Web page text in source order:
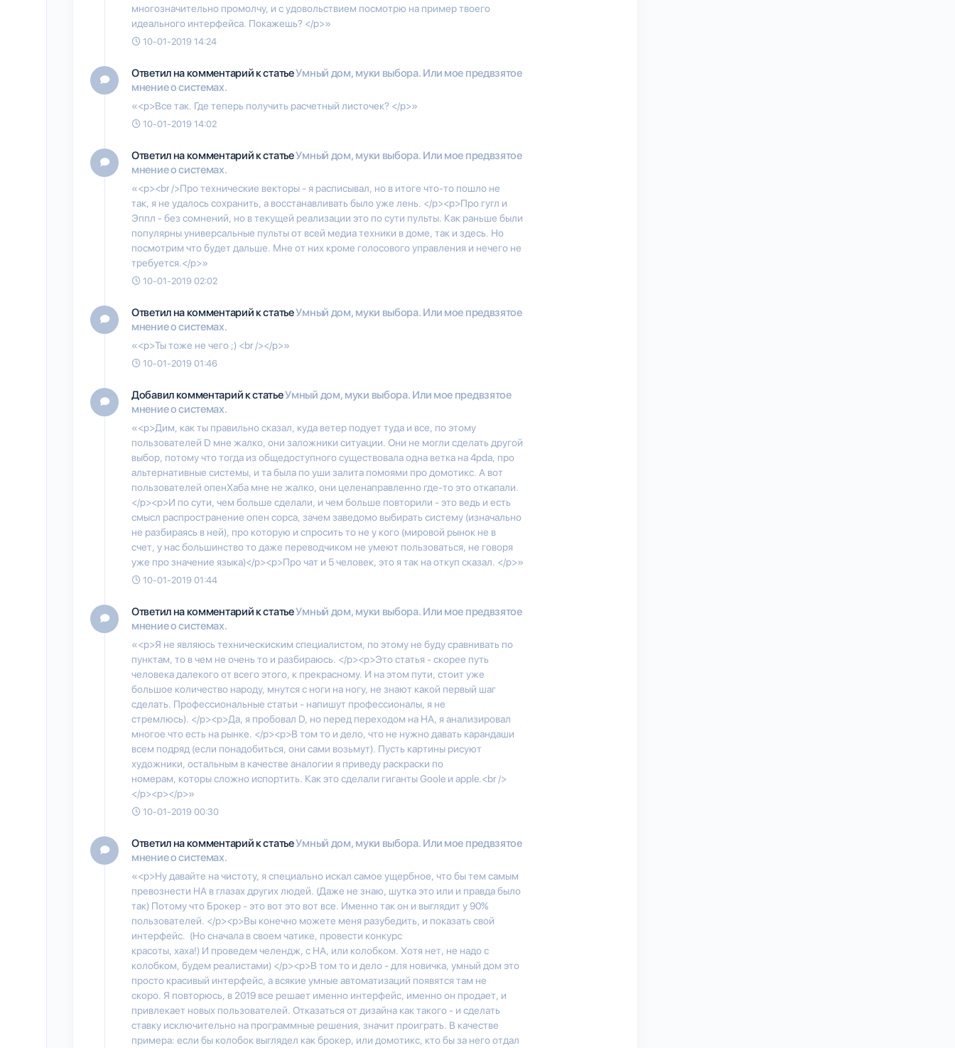
многозначительно промолчу, и с удовольствием посмотрю на пример твоего
идеального интерфейса. Покажешь? </p>»
10-01-2019 14:24
Ответил на комментарий к статьеУмный дом, муки выбора. Или мое предвзятое
мнение о системах.
«<p>Все так. Где теперь получить расчетный листочек? </p>»
10-01-2019 14:02
Ответил на комментарий к статьеУмный дом, муки выбора. Или мое предвзятое
мнение о системах.
«<p><br />Про технические векторы - я расписывал, но в итоге что-то пошло не
так, я не удалось сохранить, а восстанавливать было уже лень. </p><p>Про гугл и
Эппл - без сомнений, но в текущей реализации это по сути пульты. Как раньше были
популярны универсальные пульты от всей медиа техники в доме, так и здесь. Но
посмотрим что будет дальше. Мне от них кроме голосового управления и нечего не
требуется.</p>»
10-01-2019 02:02
Ответил на комментарий к статьеУмный дом, муки выбора. Или мое предвзятое
мнение о системах.
«<p>Ты тоже не чего ;) <br /></p>»
10-01-2019 01:46
Добавил комментарий к статьеУмный дом, муки выбора. Или мое предвзятое
мнение о системах.
«<p>Дим, как ты правильно сказал, куда ветер подует туда и все, по этому
пользователей D мне жалко, они заложники ситуации. Они не могли сделать другой
выбор, потому что тогда из общедоступного существовала одна ветка на 4pda, про
альтернативные системы, и та была по уши залита помоями про домотикс. А вот
пользователей опенХаба мне не жалко, они целенаправленно где-то это откапали.
</p><p>И по сути, чем больше сделали, и чем больше повторили - это ведь и есть
смысл распространение опен сорса, зачем заведомо выбирать систему (изначально
не разбираясь в ней), про которую и спросить то не у кого (мировой рынок не в
счет, у нас большинство то даже переводчиком не умеют пользоваться, не говоря
уже про значение языка)</p><p>Про чат и 5 человек, это я так на откуп сказал. </p>»
10-01-2019 01:44
Ответил на комментарий к статьеУмный дом, муки выбора. Или мое предвзятое
мнение о системах.
«<p>Я не являюсь техническиским специалистом, по этому не буду сравнивать по
пунктам, то в чем не очень то и разбираюсь. </p><p>Это статья - скорее путь
человека далекого от всего этого, к прекрасному. И на этом пути, стоит уже
большое количество народу, мнутся с ноги на ногу, не знают какой первый шаг
сделать. Профессиональные статьи - напишут профессионалы, я не
стремлюсь). </p><p>Да, я пробовал D, но перед переходом на НА, я анализировал
многое что есть на рынке. </p><p>В том то и дело, что не нужно давать карандаши
всем подряд (если понадобиться, они сами возьмут). Пусть картины рисуют
художники, остальным в качестве аналогии я приведу раскраски по
номерам, которы сложно испортить. Как это сделали гиганты Goole и apple.<br />
</p><p></p>»
10-01-2019 00:30
Ответил на комментарий к статьеУмный дом, муки выбора. Или мое предвзятое
мнение о системах.
«<p>Ну давайте на чистоту, я специально искал самое ущербное, что бы тем самым
превознести HA в глазах других людей. (Даже не знаю, шутка это или и правда было
так) Потому что Брокер - это вот это вот все. Именно так он и выглядит у 90%
пользователей. </p><p>Вы конечно можете меня разубедить, и показать свой
интерфейс. (Но сначала в своем чатике, провести конкурс
красоты, хаха!) И проведем челендж, с НА, или колобком. Хотя нет, не надо с
колобком, будем реалистами) </p><p>В том то и дело - для новичка, умный дом это
просто красивый интерфейс, а всякие умные автоматизаций появятся там не
скоро. Я повторюсь, в 2019 все решает именно интерфейс, именно он продает, и
привлекает новых пользователей. Отказаться от дизайна как такого - и сделать
ставку исключительно на программные решения, значит проиграть. В качестве
примера: если бы колобок выглядел как брокер, или домотикс, кто бы за него отдал